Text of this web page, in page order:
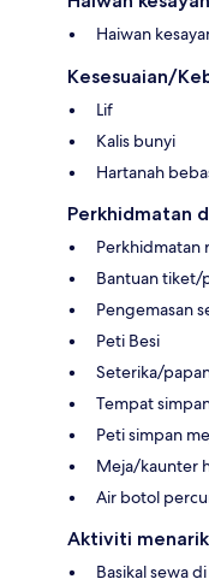
Haiwan
Kesesuaian/
Lif
Kalis bunyi
Hartanah
Perkhidmatan
Perkhidmatan
Bantuan tiket/
Pengemasan
Peti Besi
Seterika/
Tempat
Peti simpan
Meja/kaunter
Air botol
Aktiviti menarik
Basikal sewa